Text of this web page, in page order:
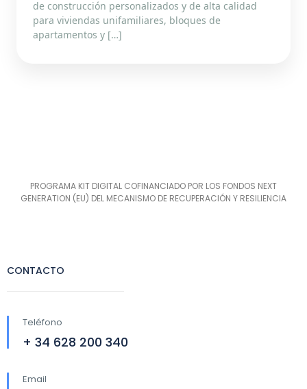
de construcción personalizados y de alta calidad
para viviendas unifamiliares, bloques de
apartamentos y […]
PROGRAMA KIT DIGITAL COFINANCIADO POR LOS FONDOS NEXT
GENERATION (EU) DEL MECANISMO DE RECUPERACIÓN Y RESILIENCIA
CONTACTO
Teléfono
+ 34 628 200 340
Email